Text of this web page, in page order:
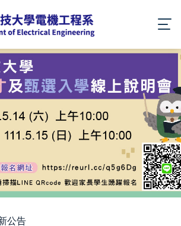
公告